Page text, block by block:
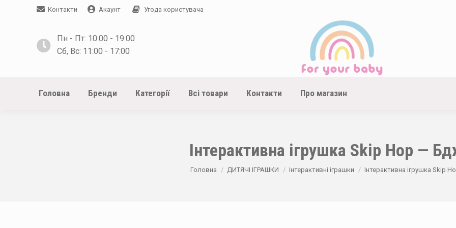
Контакти Акаунт Угода користувача
Пн - Пт: 10:00 - 19:00
Сб, Вс: 11:00 - 17:00
Головна Бренди Категорії Всі товари Контакти Про магазин
Інтерактивна ігрушка Skip Hop —
You are here:
Головна ДИТЯЧІ ІГРАШКИ Інтерактивні іграшки Інтерактивна ігрушка Skip